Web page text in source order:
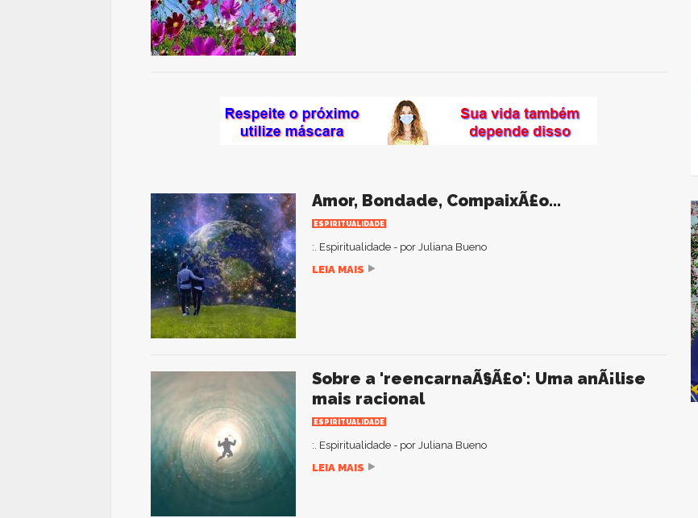
Amor, Bondade, CompaixÃ£o...
ESPIRITUALIDADE
:. Espiritualidade - por Juliana Bueno
LEIA MAIS
Sobre a 'reencarnaÃ§Ã£o': Uma anÃ¡lise
mais racional
ESPIRITUALIDADE
:. Espiritualidade - por Juliana Bueno
LEIA MAIS